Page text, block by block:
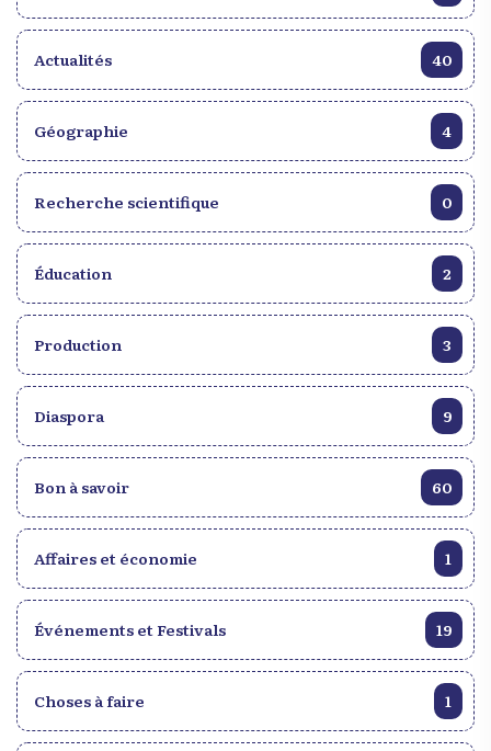
Actualités 40
Géographie 4
Recherche scientifique 0
Éducation 2
Production 3
Diaspora 9
Bon à savoir 60
Affaires et économie 1
Événements et Festivals 19
Choses à faire 1